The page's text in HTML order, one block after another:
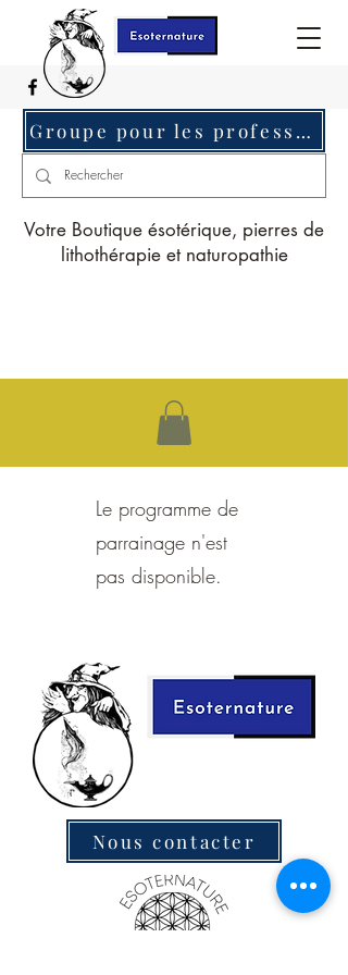
Votre Boutique ésotérique, pierres de
lithothérapie et naturopathie
Groupe pour les professionnels c'est ici
Le programme de
parrainage n'est
pas disponible.
Nous contacter